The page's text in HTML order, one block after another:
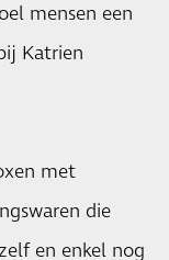
mensen een
Katrien
met
die
en enkel nog